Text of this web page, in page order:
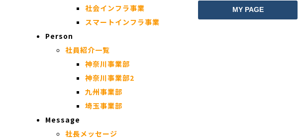
社会インフラ事業
スマートインフラ事業
Person
社員紹介一覧
神奈川事業部
神奈川事業部2
九州事業部
埼玉事業部
Message
社長メッセージ
MY PAGE